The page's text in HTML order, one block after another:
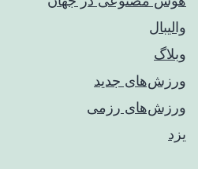
والیبال
وبلاگ
ورزش‌های جدید
ورزش‌های رزمی
یزد